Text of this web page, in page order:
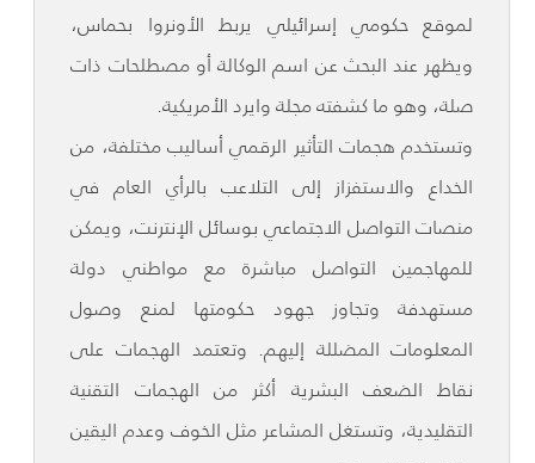
لموقع حكومي إسرائيلي يربط الأونروا بحماس،
ويظهر عند البحث عن اسم الوكالة أو مصطلحات ذات
صلة، وهو ما كشفته مجلة وايرد الأمريكية.
وتستخدم هجمات التأثير الرقمي أساليب مختلفة، من
الخداع والاستفزاز إلى التلاعب بالرأي العام في
منصات التواصل الاجتماعي بوسائل الإنترنت، ويمكن
للمهاجمين التواصل مباشرة مع مواطني دولة
مستهدفة وتجاوز جهود حكومتها لمنع وصول
المعلومات المضللة إليهم. وتعتمد الهجمات على
نقاط الضعف البشرية أكثر من الهجمات التقنية
التقليدية، وتستغل المشاعر مثل الخوف وعدم اليقين